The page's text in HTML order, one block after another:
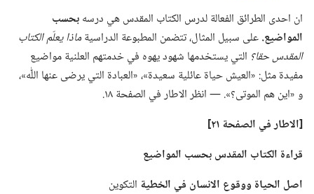
ان احدى الطرائق الفعالة لدرس الكتاب المقدس هي درسهبحسب
المواضيع.‏على سبيل المثال،‏ تتضمن المطبوعة الدراسيةماذا يعلّم الكتاب
المقدس حقا؟‏ التي يستخدمها شهود يهوه في خدمتهم العلنية مواضيع
مفيدة مثل:‏ «العيش حياة عائلية سعيدة»،‏ «العبادة التي يرضى عنها اللّٰه»،‏
و «اين هم الموتى؟‏».‏ —‏ انظر الاطار في الصفحة ١٨.‏
‏[الاطار في الصفحة ٢١]‏
قراءة الكتاب المقدس بحسب المواضيع
اصل الحياة ووقوع الانسان في الخطية التكوين